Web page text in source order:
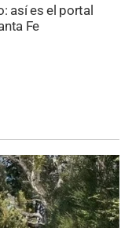
así es el portal
Fe